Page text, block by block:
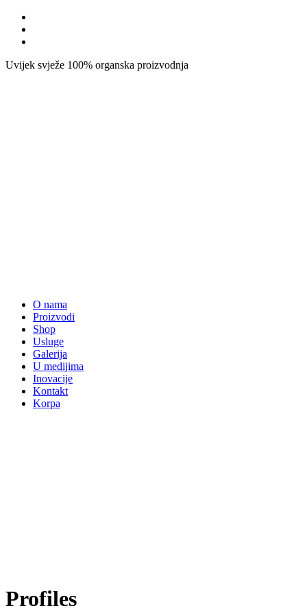
Uvijek svježe 100% organska proizvodnja
O nama
Proizvodi
Shop
Usluge
Galerija
U medijima
Inovacije
Kontakt
Korpa
Profiles